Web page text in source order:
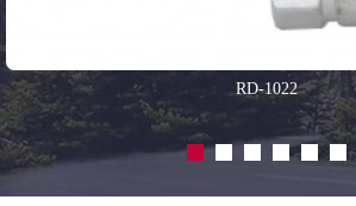
RD-1022